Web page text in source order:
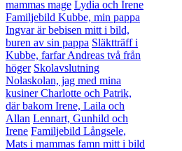
mammas mage Lydia och Irene
Familjebild Kubbe, min pappa
Ingvar är bebisen mitt i bild,
buren av sin pappa Släktträff i
Kubbe, farfar Andreas två från
höger Skolavslutning
Nolaskolan, jag med mina
kusiner Charlotte och Patrik,
där bakom Irene, Laila och
Allan Lennart, Gunhild och
Irene Familjebild Långsele,
Mats i mammas famn mitt i bild